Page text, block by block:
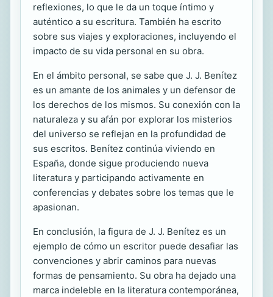
reflexiones, lo que le da un toque íntimo y
auténtico a su escritura. También ha escrito
sobre sus viajes y exploraciones, incluyendo el
impacto de su vida personal en su obra.
En el ámbito personal, se sabe que J. J. Benítez
es un amante de los animales y un defensor de
los derechos de los mismos. Su conexión con la
naturaleza y su afán por explorar los misterios
del universo se reflejan en la profundidad de
sus escritos. Benítez continúa viviendo en
España, donde sigue produciendo nueva
literatura y participando activamente en
conferencias y debates sobre los temas que le
apasionan.
En conclusión, la figura de J. J. Benítez es un
ejemplo de cómo un escritor puede desafiar las
convenciones y abrir caminos para nuevas
formas de pensamiento. Su obra ha dejado una
marca indeleble en la literatura contemporánea,